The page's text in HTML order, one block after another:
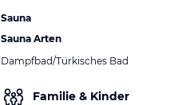
Sauna
Sauna Arten
Dampfbad/Türkisches Bad
Familie & Kinder